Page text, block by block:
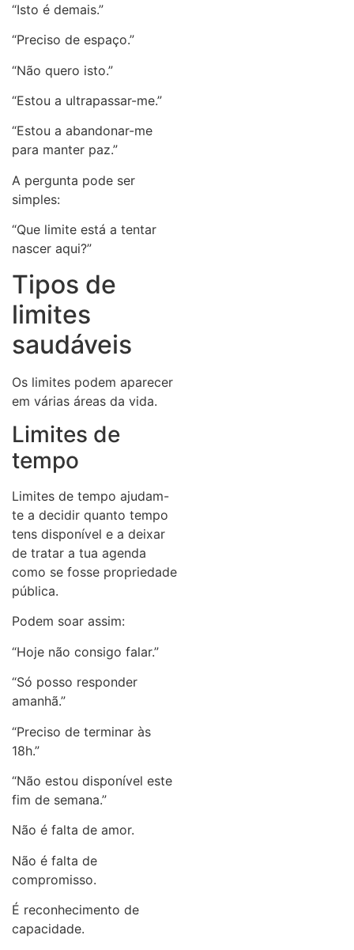
“Isto é demais.”
“Preciso de espaço.”
“Não quero isto.”
“Estou a ultrapassar-me.”
“Estou a abandonar-me
para manter paz.”
A pergunta pode ser
simples:
“Que limite está a tentar
nascer aqui?”
Tipos de
limites
saudáveis
Os limites podem aparecer
em várias áreas da vida.
Limites de
tempo
Limites de tempo ajudam-
te a decidir quanto tempo
tens disponível e a deixar
de tratar a tua agenda
como se fosse propriedade
pública.
Podem soar assim:
“Hoje não consigo falar.”
“Só posso responder
amanhã.”
“Preciso de terminar às
18h.”
“Não estou disponível este
fim de semana.”
Não é falta de amor.
Não é falta de
compromisso.
É reconhecimento de
capacidade.